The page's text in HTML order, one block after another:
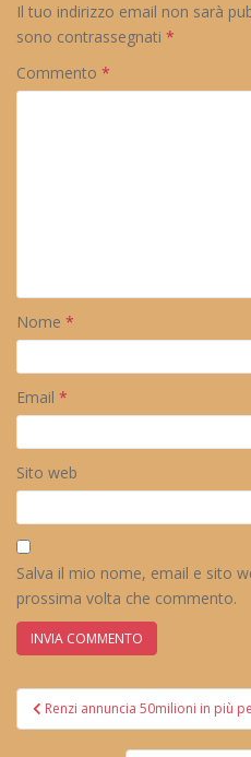
Il tuo indirizzo email non sarà
sono contrassegnati *
Commento *
Nome *
Email *
Sito web
Salva il mio nome, email e sito
prossima volta che commento.
Navigazione
articoli
Renzi annuncia 50milioni in più